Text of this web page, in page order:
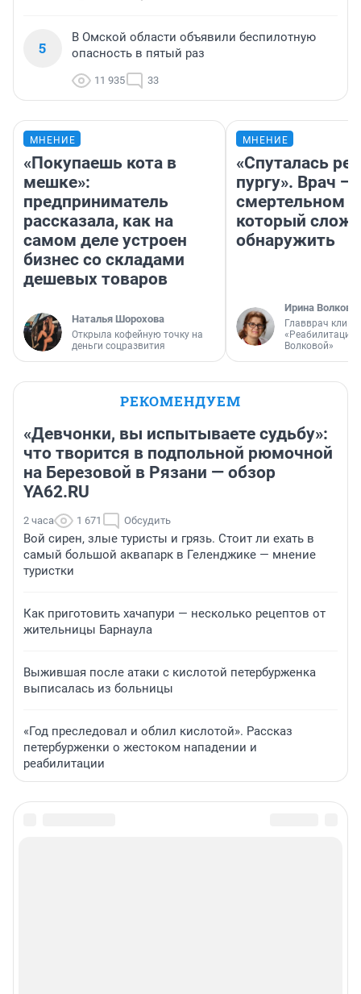
5
В Омской области объявили беспилотную
опасность в пятый раз
11 935 33
МНЕНИЕ
«Покупаешь кота в
мешке»:
предприниматель
рассказала, как на
самом деле устроен
бизнес со складами
дешевых товаров
Наталья Шорохова
Открыла кофейную точку на
деньги соцразвития
МНЕНИЕ
«Спуталась
пургу». Врач —
смертельном
который
обнаружить
Ирина Волкова
Главврач
«Реабилитация
Волковой»
РЕКОМЕНДУЕМ
«Девчонки, вы испытываете судьбу»:
что творится в подпольной рюмочной
на Березовой в Рязани — обзор
YA62.RU
2 часа 1 671 Обсудить
Вой сирен, злые туристы и грязь. Стоит ли ехать в
самый большой аквапарк в Геленджике — мнение
туристки
Как приготовить хачапури — несколько рецептов от
жительницы Барнаула
Выжившая после атаки с кислотой петербурженка
выписалась из больницы
«Год преследовал и облил кислотой». Рассказ
петербурженки о жестоком нападении и
реабилитации